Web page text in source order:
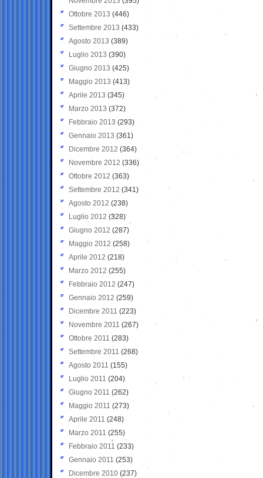
Ottobre 2013 (446)
Settembre 2013 (433)
Agosto 2013 (389)
Luglio 2013 (390)
Giugno 2013 (425)
Maggio 2013 (413)
Aprile 2013 (345)
Marzo 2013 (372)
Febbraio 2013 (293)
Gennaio 2013 (361)
Dicembre 2012 (364)
Novembre 2012 (336)
Ottobre 2012 (363)
Settembre 2012 (341)
Agosto 2012 (238)
Luglio 2012 (328)
Giugno 2012 (287)
Maggio 2012 (258)
Aprile 2012 (218)
Marzo 2012 (255)
Febbraio 2012 (247)
Gennaio 2012 (259)
Dicembre 2011 (223)
Novembre 2011 (267)
Ottobre 2011 (283)
Settembre 2011 (268)
Agosto 2011 (155)
Luglio 2011 (204)
Giugno 2011 (262)
Maggio 2011 (273)
Aprile 2011 (248)
Marzo 2011 (255)
Febbraio 2011 (233)
Gennaio 2011 (253)
Dicembre 2010 (237)